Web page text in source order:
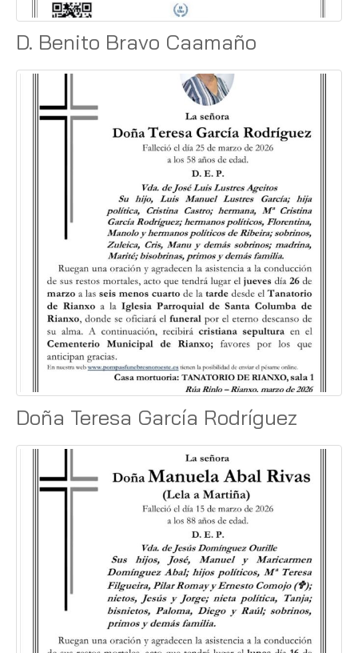
D. Benito Bravo Caamaño
Doña Teresa García Rodríguez